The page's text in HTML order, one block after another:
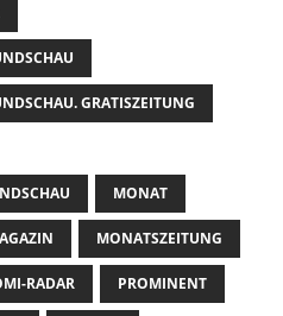
GRATISZEITUNG
MONAT
MONATSZEITUNG
RADAR PROMINENT